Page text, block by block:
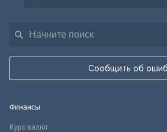
Сообщить об
Финансы
Курс валют